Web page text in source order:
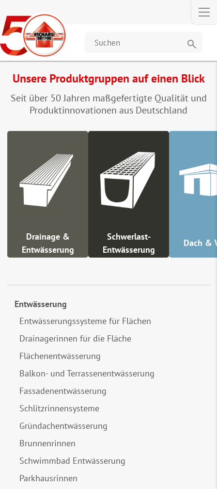
search
Unsere Produktgruppen auf einen Blick
Seit über 50 Jahren maßgefertigte Qualität und
Produktinnovationen aus Deutschland
Drainage &
Entwässerung
Schwerlast-
Entwässerung
Dach &
Entwässerung
Entwässerungssysteme für Flächen
Drainagerinnen für die Fläche
Flächenentwässerung
Balkon- und Terrassenentwässerung
Fassadenentwässerung
Schlitzrinnensysteme
Gründachentwässerung
Brunnenrinnen
Schwimmbad Entwässerung
Parkhausrinnen